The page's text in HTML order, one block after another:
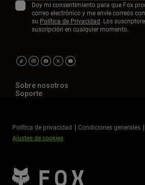
Doy mi consentimiento para que Fox
correo electrónico y me envíe correos
su Política de Privacidad. Los
suscripción en cualquier momento.
Sobre nosotros
Soporte
Política de privacidad Condiciones generales
Ajustes de cookies